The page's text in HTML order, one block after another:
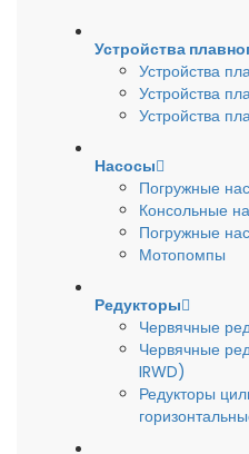
Устройства
Устройства
Устройства
Устройства
Насосы
Погружные
Консольные
Погружные
Мотопомпы
Редукторы
Червячные
Червячные
IRWD)
Редукторы